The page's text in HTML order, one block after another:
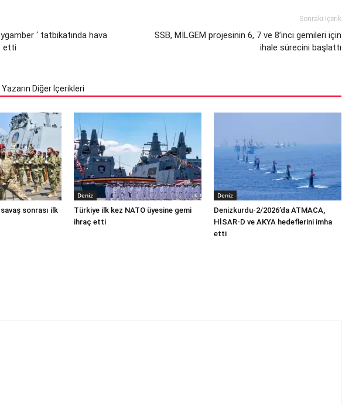
‘ tatbikatında hava
etti
Sonraki İçerik
SSB, MİLGEM projesinin 6, 7 ve 8’inci gemileri için
ihale sürecini başlattı
Yazarın Diğer İçerikleri
sonrası ilk
Deniz
Türkiye ilk kez NATO üyesine gemi
ihraç etti
Deniz
Denizkurdu-2/2026’da ATMACA,
HİSAR-D ve AKYA hedeflerini imha
etti